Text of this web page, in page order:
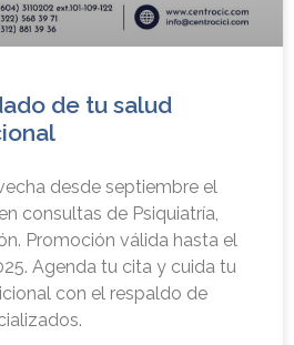
de tu salud
desde septiembre el
consultas de Psiquiatría,
Promoción válida hasta el
Agenda tu cita y cuida tu
con el respaldo de